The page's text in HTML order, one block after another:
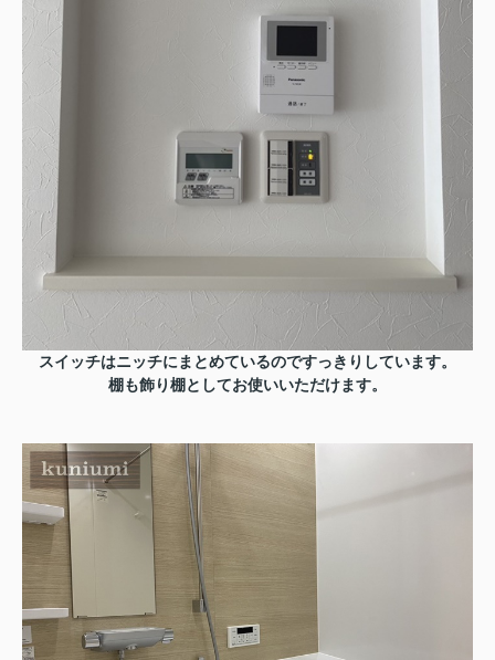
スイッチはニッチにまとめているのですっきりしています。
棚も飾り棚としてお使いいただけます。